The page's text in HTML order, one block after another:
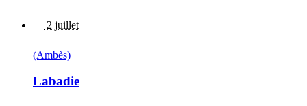
2 juillet
(Ambès)
Labadie